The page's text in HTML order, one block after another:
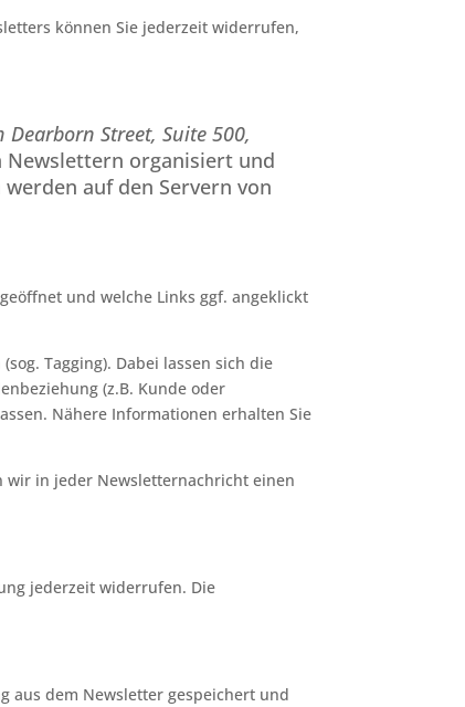
können Sie jederzeit widerrufen,
Dearborn Street, Suite 500,
Newslettern organisiert und
auf den Servern von
und welche Links ggf. angeklickt
Tagging). Dabei lassen sich die
(z.B. Kunde oder
Nähere Informationen erhalten Sie
wir in jeder Newsletternachricht einen
jederzeit widerrufen. Die
aus dem Newsletter gespeichert und